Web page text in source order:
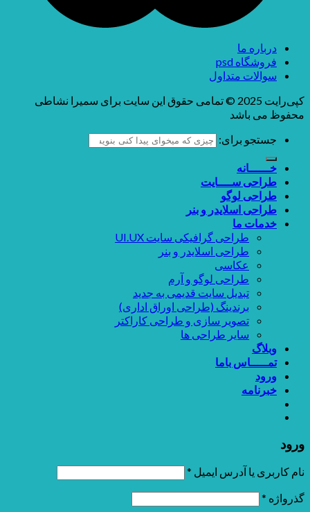
درباره ما
فروشگاه psd
سوالات متداول
کپی‌رایت 2025 © تمامی حقوق این سایت برای سمیرا نشاطی
محفوظ می باشد
جستجو برای:
خــــــانه
طراحی ســــایت
طراحی لوگو
طراحی اسلایدر و بنر
خدمات ما
طراحی گرافیکی سایت UI.UX
طراحی اسلایدر و بنر
عکاسی
طراحی لوگو و آرم
تبدیل سایت قدیمی به جدید
برندینگ (طراحی اوراق اداری)
تصویر سازی و طراحی کاراکتر
سایر طراحی ها
وبلاگ
تمـــــاس باما
ورود
خبرنامه
ورود
نام کاربری یا آدرس ایمیل *
گذرواژه *